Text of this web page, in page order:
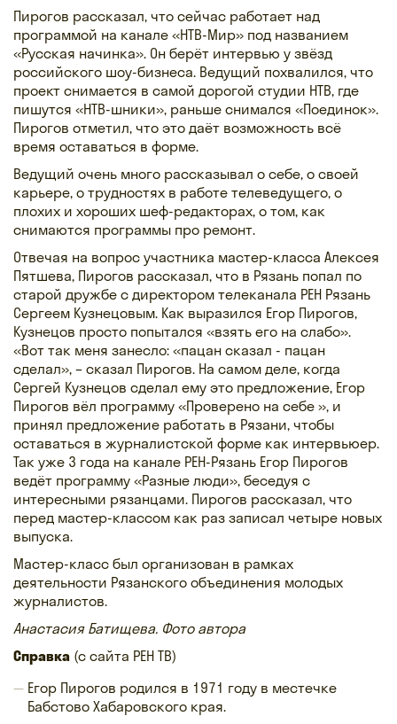
Пирогов рассказал, что сейчас работает над
программой на канале «НТВ-Мир» под названием
«Русская начинка». Он берёт интервью у звёзд
российского шоу-бизнеса. Ведущий похвалился, что
проект снимается в самой дорогой студии НТВ, где
пишутся «НТВ-шники», раньше снимался «Поединок».
Пирогов отметил, что это даёт возможность всё
время оставаться в форме.
Ведущий очень много рассказывал о себе, о своей
карьере, о трудностях в работе телеведущего, о
плохих и хороших шеф-редакторах, о том, как
снимаются программы про ремонт.
Отвечая на вопрос участника мастер-класса Алексея
Пятшева, Пирогов рассказал, что в Рязань попал по
старой дружбе с директором телеканала РЕН Рязань
Сергеем Кузнецовым. Как выразился Егор Пирогов,
Кузнецов просто попытался «взять его на слабо».
«Вот так меня занесло: «пацан сказал - пацан
сделал», – сказал Пирогов. На самом деле, когда
Сергей Кузнецов сделал ему это предложение, Егор
Пирогов вёл программу «Проверено на себе », и
принял предложение работать в Рязани, чтобы
оставаться в журналистской форме как интервьюер.
Так уже 3 года на канале РЕН-Рязань Егор Пирогов
ведёт программу «Разные люди», беседуя с
интересными рязанцами. Пирогов рассказал, что
перед мастер-классом как раз записал четыре новых
выпуска.
Мастер-класс был организован в рамках
деятельности Рязанского объединения молодых
журналистов.
Анастасия Батищева. Фото автора
Справка (с сайта РЕН ТВ)
Егор Пирогов родился в 1971 году в местечке
Бабстово Хабаровского края.